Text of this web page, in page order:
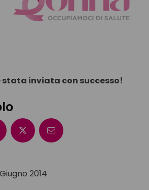
stata inviata con successo!
Giugno 2014